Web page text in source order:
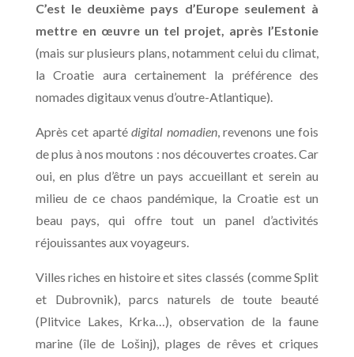
C’est le deuxième pays d’Europe seulement à
mettre en œuvre un tel projet, après l’Estonie
(mais sur plusieurs plans, notamment celui du climat,
la Croatie aura certainement la préférence des
nomades digitaux venus d’outre-Atlantique).
Après cet apartédigital nomadien, revenons une fois
de plus à nos moutons : nos découvertes croates. Car
oui, en plus d’être un pays accueillant et serein au
milieu de ce chaos pandémique, la Croatie est un
beau pays, qui offre tout un panel d’activités
réjouissantes aux voyageurs.
Villes riches en histoire et sites classés (comme Split
et Dubrovnik), parcs naturels de toute beauté
(Plitvice Lakes, Krka…), observation de la faune
marine (île de Lošinj), plages de rêves et criques